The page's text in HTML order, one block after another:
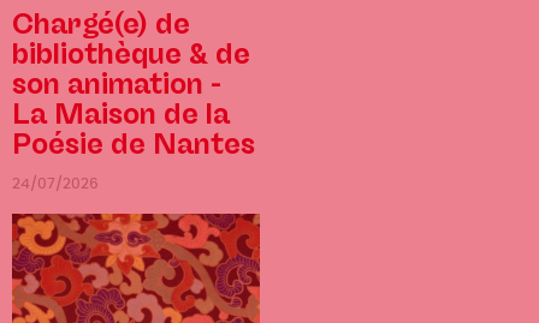
Chargé(e) de
bibliothèque & de
son animation -
La Maison de la
Poésie de Nantes
24/07/2026